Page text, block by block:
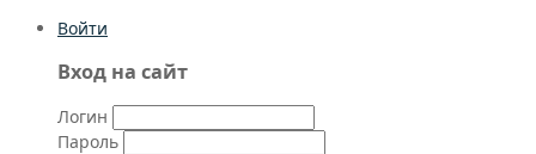
Войти
Вход на сайт
Логин
Пароль